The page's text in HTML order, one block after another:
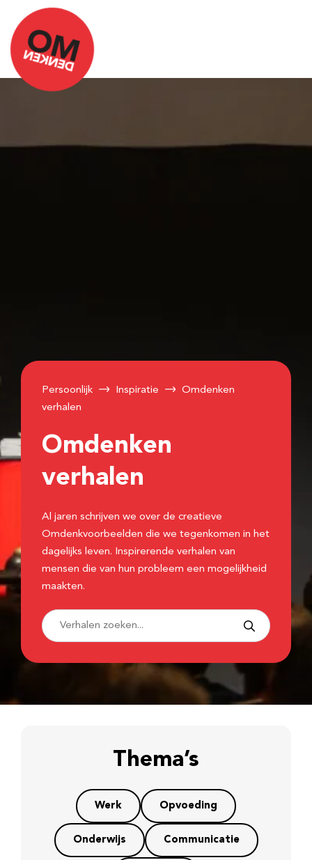
Persoonlijk Inspiratie
Omdenken
verhalen
Omdenken
verhalen
Al jaren schrijven we over de creatieve
Omdenkvoorbeelden die we tegenkomen in het
dagelijks leven. Inspirerende verhalen van
mensen die van hun probleem een mogelijkheid
maakten.
Thema’s
Werk Opvoeding
Onderwijs Communicatie